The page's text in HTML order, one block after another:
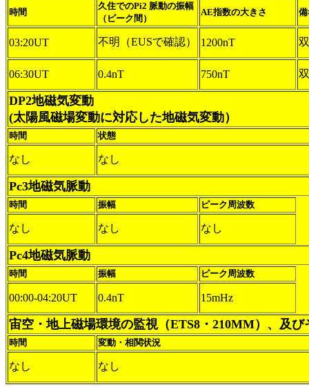
時間
久住でのPi2 脈動の振幅
（ピーク間）
AE指数の大きさ
03:20UT 不明（EUSで確認） 1200nT
06:30UT 0.4nT 750nT
DP2地磁気変動
(太陽風磁場変動に対応した地磁気変動）
時間 状態
なし なし
Pc3地磁気脈動
時間 振幅 ピーク周波数
なし なし なし
Pc4地磁気脈動
時間 振幅 ピーク周波数
00:00-04:20UT 0.4nT 15mHz
宙空・地上磁場環境の監視（ETS8・210MM）、及び
時間 変動・相関状況
なし なし